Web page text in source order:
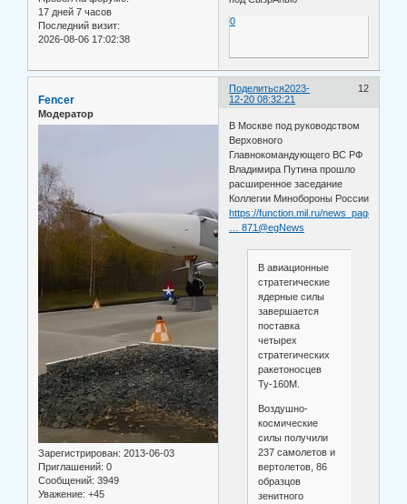
17 дней 7 часов
Последний визит:
2026-08-06 17:02:38
0
Поделиться 12
2023-
12-20 08:32:21
Fencer
Модератор
Зарегистрирован: 2013-06-03
Приглашений: 0
Сообщений: 3949
Уважение: +45
В Москве под руководством
Верховного
Главнокомандующего ВС РФ
Владимира Путина прошло
расширенное заседание
Коллегии Минобороны России
https://function.mil.ru/news_page/count
… 871@egNews
В авиационные
стратегические
ядерные силы
завершается
поставка
четырех
стратегических
ракетоносцев
Ту-160М.
Воздушно-
космические
силы получили
237 самолетов и
вертолетов, 86
образцов
зенитного